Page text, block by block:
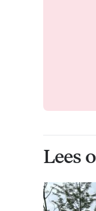
Lees